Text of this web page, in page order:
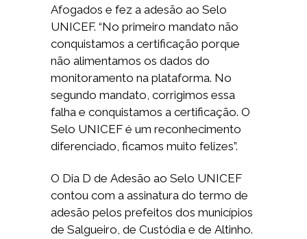
Afogados e fez a adesão ao Selo
UNICEF. “No primeiro mandato não
conquistamos a certificação porque
não alimentamos os dados do
monitoramento na plataforma. No
segundo mandato, corrigimos essa
falha e conquistamos a certificação. O
Selo UNICEF é um reconhecimento
diferenciado, ficamos muito felizes”.
O Dia D de Adesão ao Selo UNICEF
contou com a assinatura do termo de
adesão pelos prefeitos dos municípios
de Salgueiro, de Custódia e de Altinho.